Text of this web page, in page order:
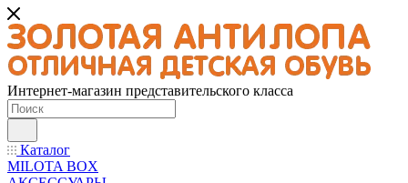
Интернет-магазин представительского класса
Каталог
MILOTA BOX